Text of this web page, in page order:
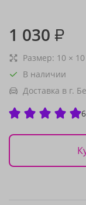
1 030 ₽
Размер: 10 × 10
В наличии
Доставка в г.